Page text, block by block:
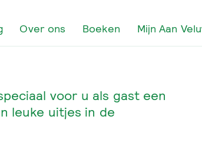
Over ons Boeken Mijn Aan
voor u als gast een
leuke uitjes in de